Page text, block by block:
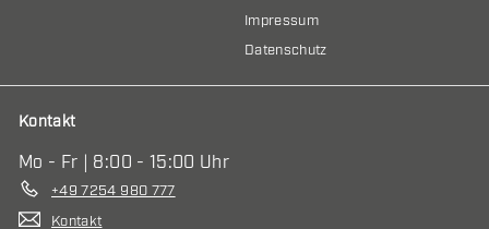
Impressum
Datenschutz
Kontakt
Mo - Fr | 8:00 - 15:00 Uhr
+49 7254 980 777
Kontakt